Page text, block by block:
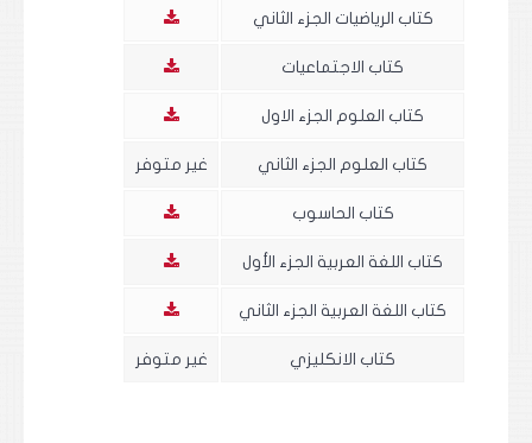
كتاب الرياضيات الجزء الثاني
كتاب الاجتماعيات
كتاب العلوم الجزء الاول
كتاب العلوم الجزء الثاني غير متوفر
كتاب الحاسوب
كتاب اللغة العربية الجزء الأول
كتاب اللغة العربية الجزء الثاني
كتاب الانكليزي غير متوفر